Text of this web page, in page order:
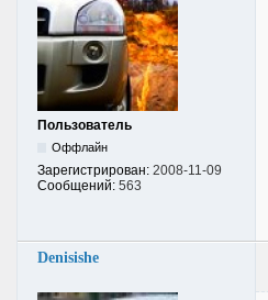
Пользователь
Оффлайн
Зарегистрирован: 2008-11-09
Сообщений: 563
Denisishe